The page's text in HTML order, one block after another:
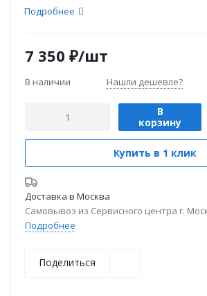
Подробнее
7 350 ₽/шт
В наличии Нашли дешевле?
В
корзину
Купить в 1 клик
Доставка в Москва
Самовывоз из Сервисного центра г.
Подробнее
Поделиться